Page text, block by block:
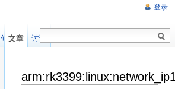
登录
文章 讨论
修订记录